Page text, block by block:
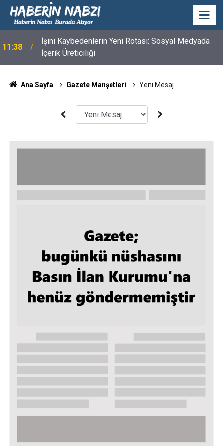
11:38
İşini Kaybedenlerin Yeni Rotası: Sosyal Medyada
İçerik Üreticiliği
Ana Sayfa Gazete Manşetleri Yeni Mesaj